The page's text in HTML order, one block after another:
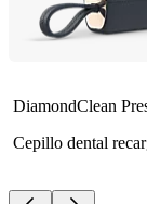
DiamondClean
Cepillo dental